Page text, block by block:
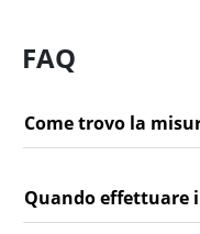
FAQ
Come trovo la
Quando effettuare